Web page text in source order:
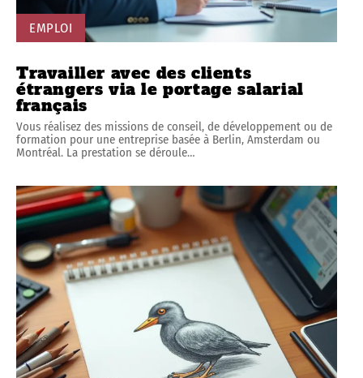
EMPLOI
Travailler avec des clients
étrangers via le portage salarial
français
Vous réalisez des missions de conseil, de développement ou de
formation pour une entreprise basée à Berlin, Amsterdam ou
Montréal. La prestation se déroule…